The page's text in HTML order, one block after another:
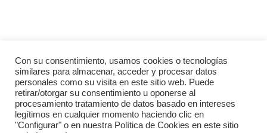
Síguenos en redes
Con su consentimiento, usamos cookies o tecnologías
similares para almacenar, acceder y procesar datos
personales como su visita en este sitio web. Puede
retirar/otorgar su consentimiento u oponerse al
procesamiento tratamiento de datos basado en intereses
legítimos en cualquier momento haciendo clic en
"Configurar" o en nuestra Política de Cookies en este sitio